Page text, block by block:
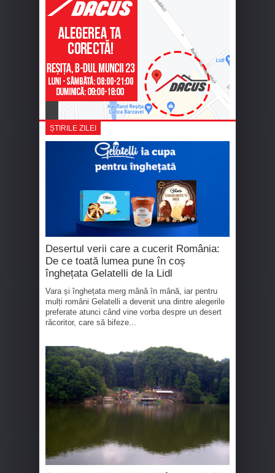
ȘTIRILE ZILEI
Desertul verii care a cucerit România:
De ce toată lumea pune în coș
înghețata Gelatelli de la Lidl
Vara și înghețata merg mână în mână, iar pentru
mulți români Gelatelli a devenit una dintre alegerile
preferate atunci când vine vorba despre un desert
răcoritor, care să bifeze...